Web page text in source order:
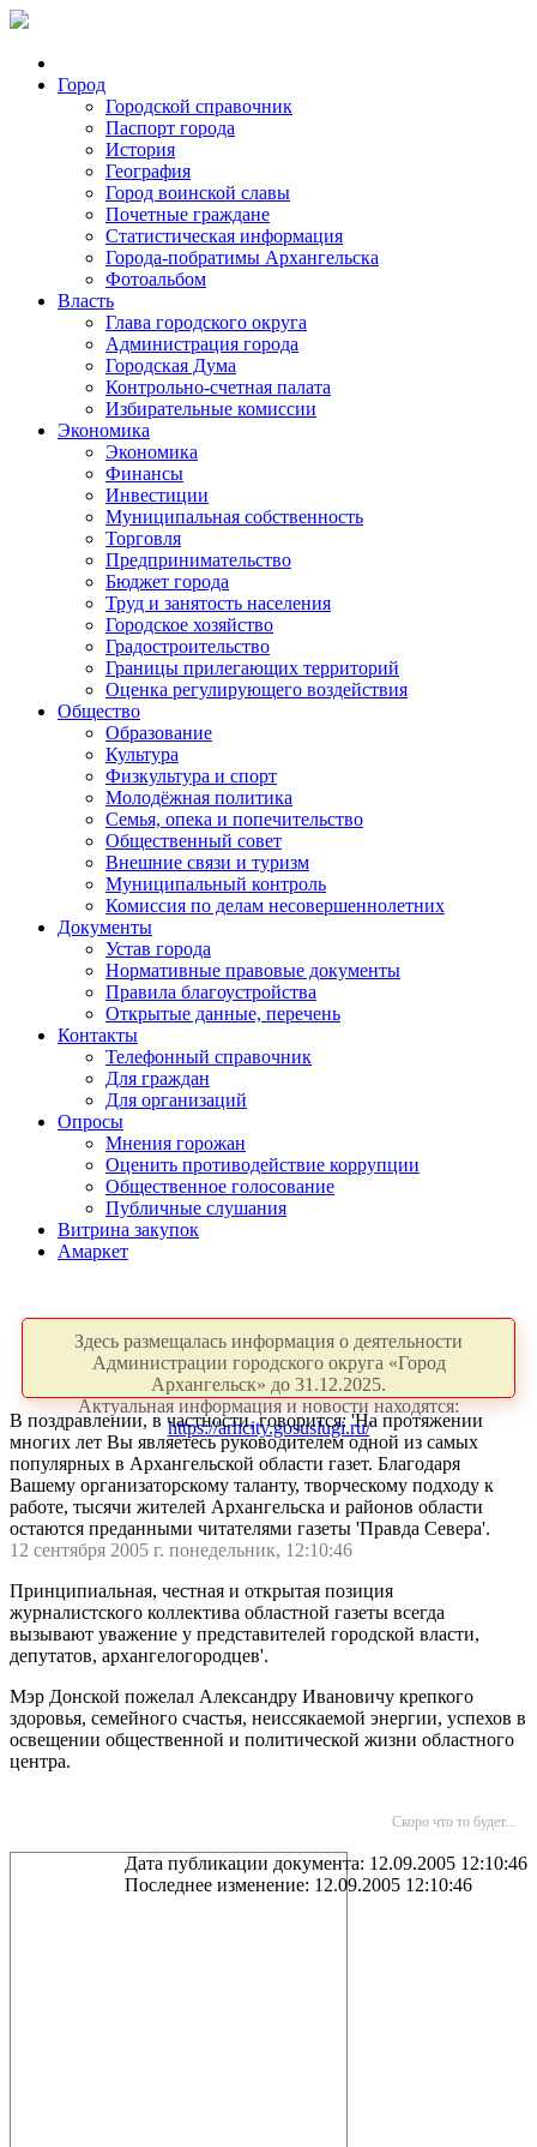
Город
Городской справочник
Паспорт города
История
География
Город воинской славы
Почетные граждане
Статистическая информация
Города-побратимы Архангельска
Фотоальбом
Власть
Глава городского округа
Администрация города
Городская Дума
Контрольно-счетная палата
Избирательные комиссии
Экономика
Экономика
Финансы
Инвестиции
Муниципальная собственность
Торговля
Предпринимательство
Бюджет города
Труд и занятость населения
Городское хозяйство
Градостроительство
Границы прилегающих территорий
Оценка регулирующего воздействия
Общество
Образование
Культура
Физкультура и спорт
Молодёжная политика
Семья, опека и попечительство
Общественный совет
Внешние связи и туризм
Муниципальный контроль
Комиссия по делам несовершеннолетних
Документы
Устав города
Нормативные правовые документы
Правила благоустройства
Открытые данные, перечень
Контакты
Телефонный справочник
Для граждан
Для организаций
Опросы
Мнения горожан
Оценить противодействие коррупции
Общественное голосование
Публичные слушания
Витрина закупок
Амаркет
Здесь размещалась информация о деятельности
Администрации городского округа «Город
Архангельск» до 31.12.2025.
Актуальная информация и новости находятся:
https://arhcity.gosuslugi.ru/
В поздравлении, в частности, говорится: 'На протяжении
многих лет Вы являетесь руководителем одной из самых
популярных в Архангельской области газет. Благодаря
Вашему организаторскому таланту, творческому подходу к
работе, тысячи жителей Архангельска и районов области
остаются преданными читателями газеты 'Правда Севера'.
12 сентября 2005 г. понедельник, 12:10:46
Принципиальная, честная и открытая позиция
журналистского коллектива областной газеты всегда
вызывают уважение у представителей городской власти,
депутатов, архангелогородцев'.
Мэр Донской пожелал Александру Ивановичу крепкого
здоровья, семейного счастья, неиссякаемой энергии, успехов в
освещении общественной и политической жизни областного
центра.
Скоро что то будет...
Дата публикации документа: 12.09.2005 12:10:46
Последнее изменение: 12.09.2005 12:10:46